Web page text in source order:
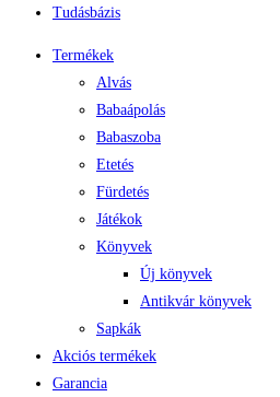
Tudásbázis
Termékek
Alvás
Babaápolás
Babaszoba
Etetés
Fürdetés
Játékok
Könyvek
Új könyvek
Antikvár könyvek
Sapkák
Akciós termékek
Garancia